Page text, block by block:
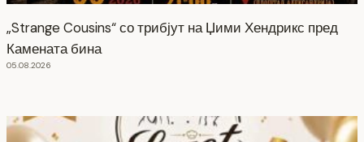
„Strange Cousins“ со трибјут на Џими Хендрикс пред
Камената бина
05.08.2026